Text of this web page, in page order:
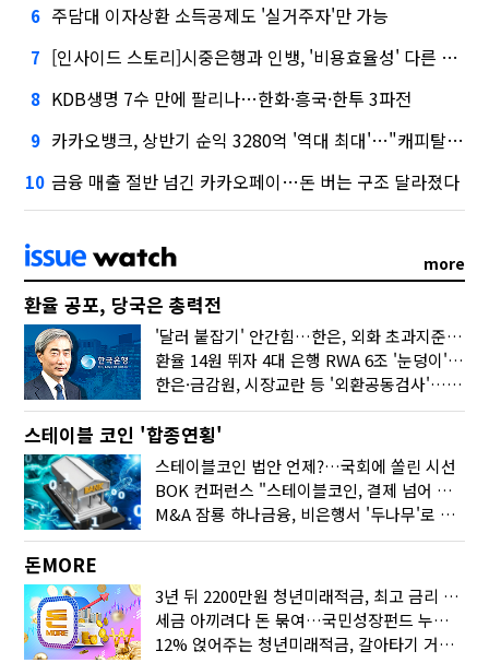
6 주담대 이자상환 소득공제도 '실거주자'만 가능
7 [인사이드 스토리]시중은행과 인뱅, '비용효율성' 다른 잣대 왜?
8 KDB생명 7수 만에 팔리나…한화·흥국·한투 3파전
9 카카오뱅크, 상반기 순익 3280억 '역대 최대'…"캐피탈, 자산 1조원 이상"
10 금융 매출 절반 넘긴 카카오페이…돈 버는 구조 달라졌다
more
환율 공포, 당국은 총력전
'달러 붙잡기' 안간힘…한은, 외화 초과지준에 이자 6개월 더
환율 14원 뛰자 4대 은행 RWA 6조 '눈덩이'…2배 뛴 2분기는?
한은·금감원, 시장교란 등 '외환공동검사'…환율 급등 전방위 대응
스테이블 코인 '합종연횡'
스테이블코인 법안 언제?…국회에 쏠린 시선
BOK 컨퍼런스 "스테이블코인, 결제 넘어 보험 대출 등 금융 연결 도구"
M&A 잠룡 하나금융, 비은행서 '두나무'로 눈돌린 이유는
돈MORE
3년 뒤 2200만원 청년미래적금, 최고 금리 받으려면?
세금 아끼려다 돈 묶여…국민성장펀드 누가 가입하면 좋을까
12% 얹어주는 청년미래적금, 갈아타기 거절 될수 있어요